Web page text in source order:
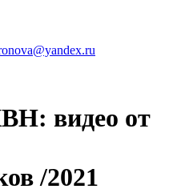
видео от
/2021